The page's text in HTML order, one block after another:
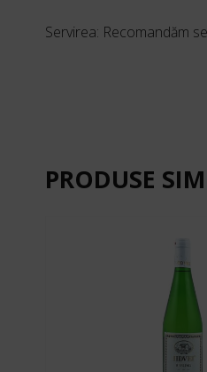
Servirea: Recomandăm
PRODUSE